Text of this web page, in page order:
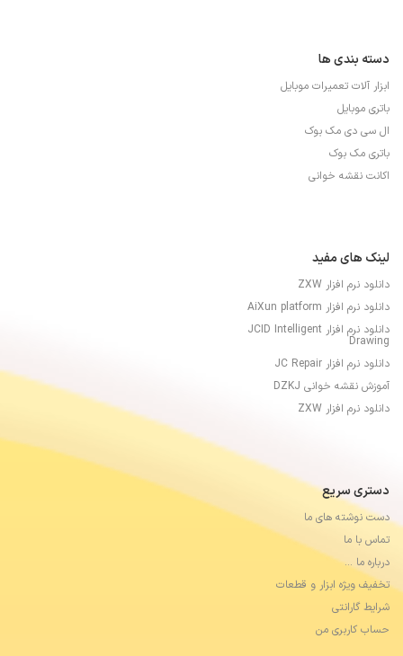
دسته بندی ها
ابزار آلات تعمیرات موبایل
باتری موبایل
ال سی دی مک بوک
باتری مک بوک
اکانت نقشه خوانی
لینک های مفید
دانلود نرم افزار ZXW
دانلود نرم افزار AiXun platform
دانلود نرم افزار JCID Intelligent
Drawing
دانلود نرم افزار JC Repair
آموزش نقشه خوانی DZKJ
دانلود نرم افزار ZXW
دستری سریع
دست نوشته های ما
تماس با ما
درباره ما …
تخفیف ویژه ابزار و قطعات
شرایط گارانتی
حساب کاربری من